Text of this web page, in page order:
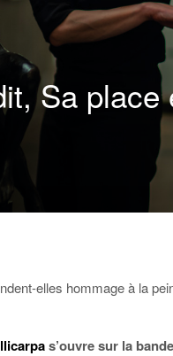
Sa
elles hommage à la
s’ouvre sur la